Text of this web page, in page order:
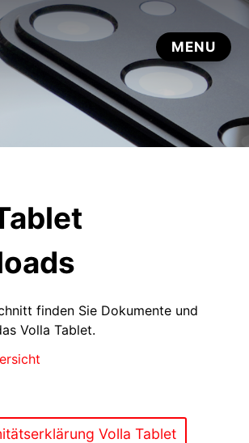
finden Sie Dokumente und
Volla Tablet.
Volla Tablet